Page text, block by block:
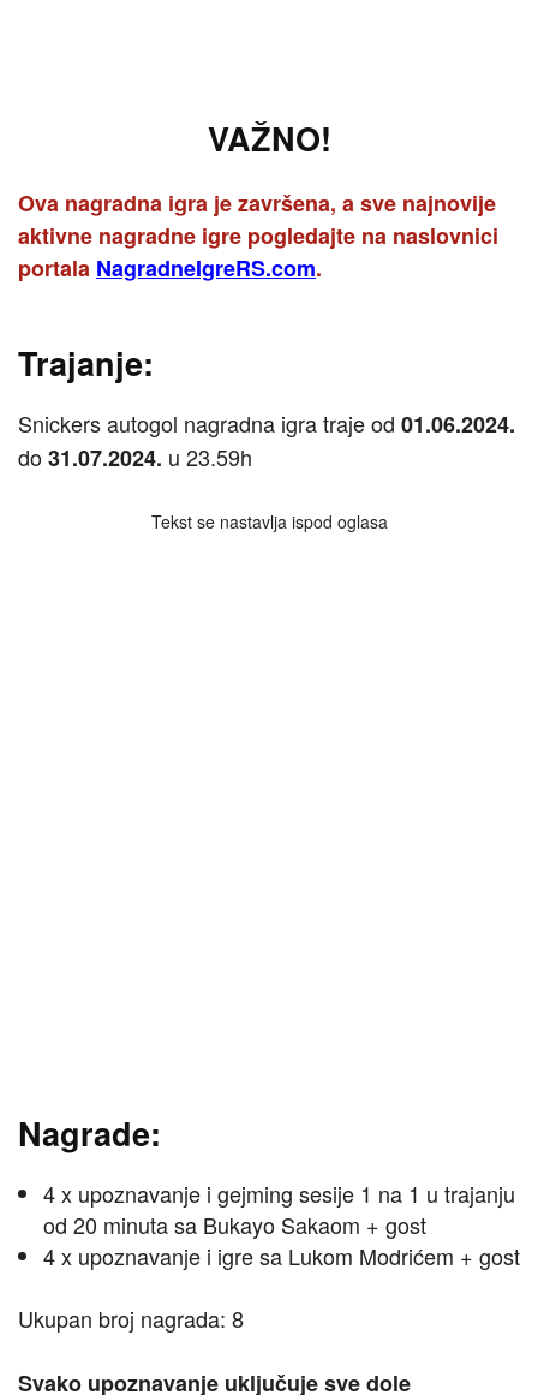
VAŽNO!
Ova nagradna igra je završena, a sve najnovije
aktivne nagradne igre pogledajte na naslovnici
portala NagradneIgreRS.com.
Trajanje:
Snickers autogol nagradna igra traje od 01.06.2024.
do31.07.2024. u 23.59h
Tekst se nastavlja ispod oglasa
Nagrade:
4 x upoznavanje i gejming sesije 1 na 1 u trajanju
od 20 minuta sa Bukayo Sakaom + gost
4 x upoznavanje i igre sa Lukom Modrićem + gost
Ukupan broj nagrada: 8
Svako upoznavanje uključuje sve dole